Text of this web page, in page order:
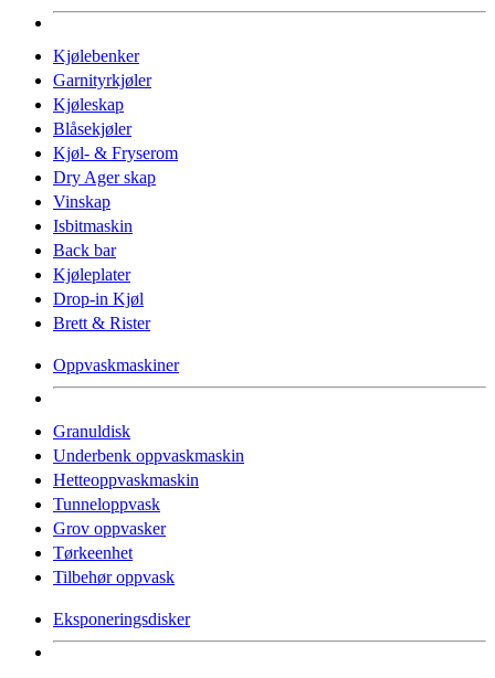
Kjølebenker
Garnityrkjøler
Kjøleskap
Blåsekjøler
Kjøl- & Fryserom
Dry Ager skap
Vinskap
Isbitmaskin
Back bar
Kjøleplater
Drop-in Kjøl
Brett & Rister
Oppvaskmaskiner
Granuldisk
Underbenk oppvaskmaskin
Hetteoppvaskmaskin
Tunneloppvask
Grov oppvasker
Tørkeenhet
Tilbehør oppvask
Eksponeringsdisker